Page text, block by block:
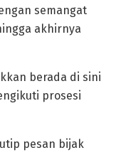
semangat
akhirnya
berada di sini
prosesi
pesan bijak